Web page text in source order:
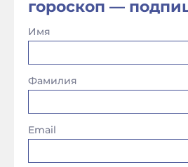
гороскоп —
Имя
Фамилия
Email